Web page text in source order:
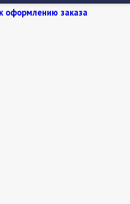
оформлению заказа